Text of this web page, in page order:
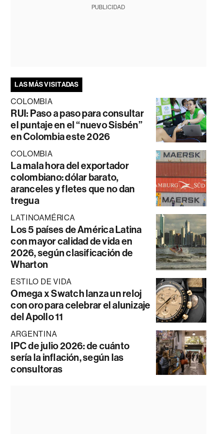
PUBLICIDAD
LAS MÁS VISITADAS
COLOMBIA
RUI: Paso a paso para consultar
el puntaje en el “nuevo Sisbén”
en Colombia este 2026
COLOMBIA
La mala hora del exportador
colombiano: dólar barato,
aranceles y fletes que no dan
tregua
LATINOAMÉRICA
Los 5 países de América Latina
con mayor calidad de vida en
2026, según clasificación de
Wharton
ESTILO DE VIDA
Omega x Swatch lanza un reloj
con oro para celebrar el alunizaje
del Apollo 11
ARGENTINA
IPC de julio 2026: de cuánto
sería la inflación, según las
consultoras